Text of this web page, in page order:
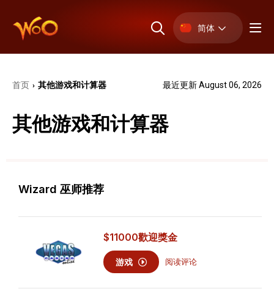
简体
首页 › 其他游戏和计算器 最近更新 August 06, 2026
其他游戏和计算器
Wizard 巫师推荐
$11000歡迎獎金
游戏 阅读评论